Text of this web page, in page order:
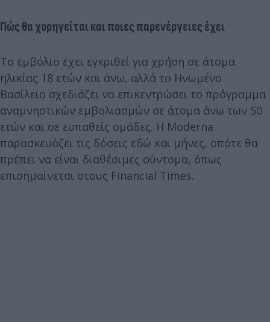
Πώς θα χορηγείται και ποιες παρενέργειες έχει
Το εμβόλιο έχει εγκριθεί για χρήση σε άτομα
ηλικίας 18 ετών και άνω, αλλά το Ηνωμένο
Βασίλειο σχεδιάζει να επικεντρώσει το πρόγραμμα
αναμνηστικών εμβολιασμών σε άτομα άνω των 50
ετών και σε ευπαθείς ομάδες. Η Moderna
παρασκευάζει τις δόσεις εδώ και μήνες, οπότε θα
πρέπει να είναι διαθέσιμες σύντομα, όπως
επισημαίνεται στους Financial Times.